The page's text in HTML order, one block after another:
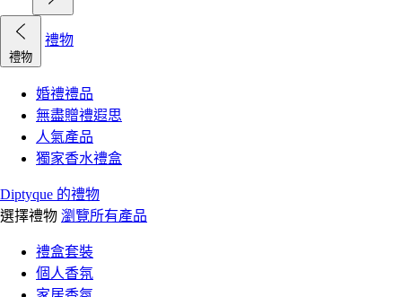
禮物
禮物
婚禮禮品
無盡贈禮遐思
人氣產品
獨家香水禮盒
Diptyque 的禮物
選擇禮物 瀏覽所有產品
禮盒套裝
個人香氛